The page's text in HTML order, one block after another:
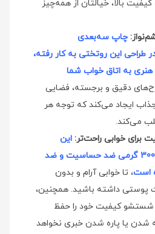
کیفیت بالا، خیالتان از همه‌چیز
چاپ سه‌بعدی
طراحی این روتختی به کار رفته،
هنری به اتاق خواب شما
دقیق و برجسته، فضایی
ایجاد می‌کند که توجه هر
می‌کند.
برای خوابی راحت‌تر: این
روتختی با الیاف 300 گرمی ضد حساسیت و ضد
است، تا خوابی آرام و بدون
پوستی داشته باشید. همچنین،
شستشو کیفیت خود را حفظ
شدن یا پاره شدن خبری نخواهد